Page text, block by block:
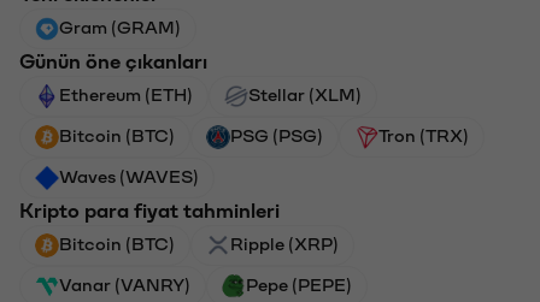
Gram (GRAM)
Günün öne çıkanları
Ethereum (ETH) Stellar (XLM)
Bitcoin (BTC) PSG (PSG) Tron (TRX)
Waves (WAVES)
Kripto para fiyat tahminleri
Bitcoin (BTC) Ripple (XRP)
Vanar (VANRY) Pepe (PEPE)